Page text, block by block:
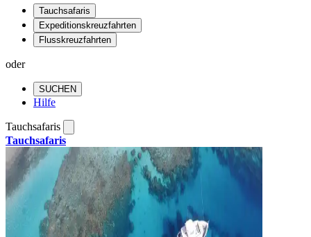
Tauchsafaris
Expeditionskreuzfahrten
Flusskreuzfahrten
oder
SUCHEN
Hilfe
Tauchsafaris
Tauchsafaris